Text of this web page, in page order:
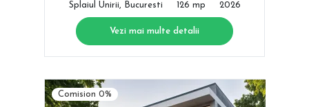
Splaiul Unirii, Bucuresti 126 mp 2026
Vezi mai multe detalii
Comision 0%